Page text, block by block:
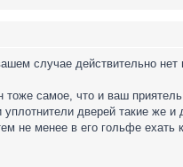
случае действительно
самое, что и ваш
дверей такие же
не менее в его гольфе ехать